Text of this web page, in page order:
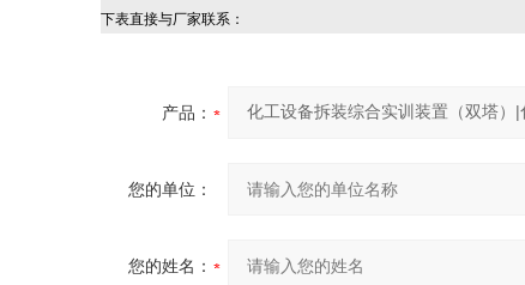
下表直接与厂家联系：
产品：
您的单位：
您的姓名：